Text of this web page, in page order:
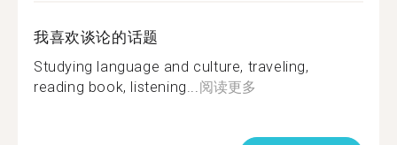
我喜欢谈论的话题
Studying language and culture, traveling,
reading book, listening...阅读更多